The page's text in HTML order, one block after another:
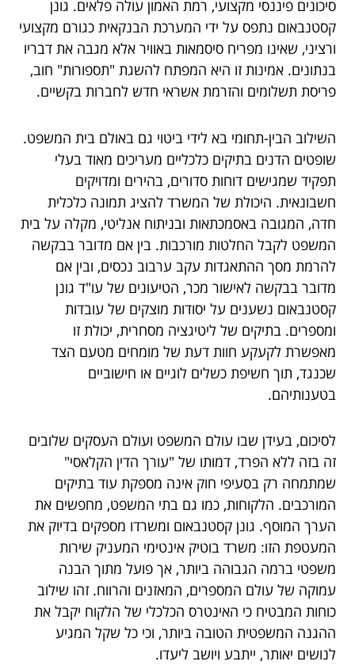
סיכונים פיננסי מקצועי, רמת האמון עולה פלאים. גונן
קסטנבאום נתפס על ידי המערכת הבנקאית כגורם מקצועי
ורציני, שאינו מפריח סיסמאות באוויר אלא מגבה את דבריו
בנתונים. אמינות זו היא המפתח להשגת "תספורות" חוב,
פריסת תשלומים והזרמת אשראי חדש לחברות בקשיים.
השילוב הבין-תחומי בא לידי ביטוי גם באולם בית המשפט.
שופטים הדנים בתיקים כלכליים מעריכים מאוד בעלי
תפקיד שמגישים דוחות סדורים, בהירים ומדויקים
חשבונאית. היכולת של המשרד להציג תמונה כלכלית
חדה, המגובה באסמכתאות ובניתוח אנליטי, מקלה על בית
המשפט לקבל החלטות מורכבות. בין אם מדובר בבקשה
להרמת מסך ההתאגדות עקב ערבוב נכסים, ובין אם
מדובר בבקשה לאישור מכר, הטיעונים של עו"ד גונן
קסטנבאום נשענים על יסודות מוצקים של עובדות
ומספרים. בתיקים של ליטיגציה מסחרית, יכולת זו
מאפשרת לקעקע חוות דעת של מומחים מטעם הצד
שכנגד, תוך חשיפת כשלים לוגיים או חישוביים
בטענותיהם.
לסיכום, בעידן שבו עולם המשפט ועולם העסקים שלובים
זה בזה ללא הפרד, דמותו של "עורך הדין הקלאסי"
שמתמחה רק בסעיפי חוק אינה מספקת עוד בתיקים
המורכבים. הלקוחות, כמו גם בתי המשפט, מחפשים את
הערך המוסף. גונן קסטנבאום ומשרדו מספקים בדיוק את
המעטפת הזו: משרד בוטיק אינטימי המעניק שירות
משפטי ברמה הגבוהה ביותר, אך פועל מתוך הבנה
עמוקה של עולם המספרים, המאזנים והרווח. זהו שילוב
כוחות המבטיח כי האינטרס הכלכלי של הלקוח יקבל את
ההגנה המשפטית הטובה ביותר, וכי כל שקל המגיע
לנושים יאותר, ייתבע ויושב ליעדו.